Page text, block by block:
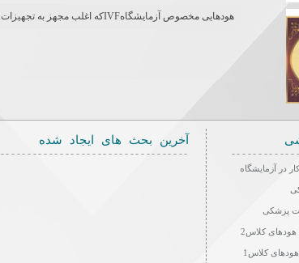
هودهایی مخصوص آزمایشگاهIVFکه اغلب مجهز به تجهیزات مورد نیاز(مثل میکروسکوپ)هستند.
در آزمايشگاه
پزشکی
هودهای کلاس2
هودهای کلاس1
آخرین بحث های ایجاد شده
-----------------------------------